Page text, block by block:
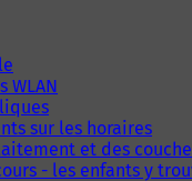
WLAN
sur les horaires
et des
- les enfants y